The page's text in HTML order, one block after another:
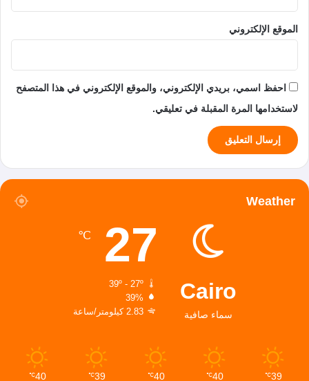
الموقع الإلكتروني
احفظ اسمي، بريدي الإلكتروني، والموقع الإلكتروني في هذا المتصفح
لاستخدامها المرة المقبلة في تعليقي.
Weather
Cairo
سماء صافية
27
℃
39º - 27º
39%
2.83 كيلومتر/ساعة
39
℃
40
℃
40
℃
39
℃
40
℃